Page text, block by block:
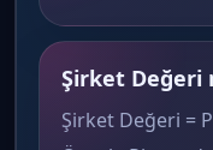
Şirket Değeri
Şirket Değeri =